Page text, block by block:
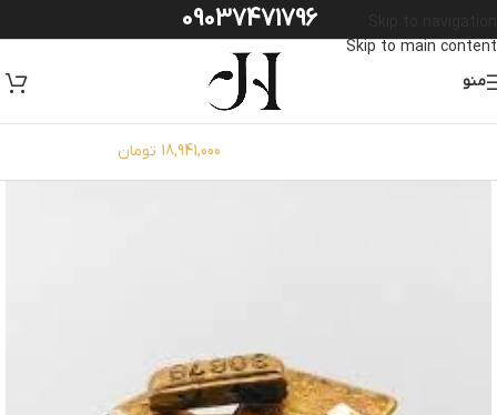
Skip to main content
09037471796
منو
18,941,000 تومان